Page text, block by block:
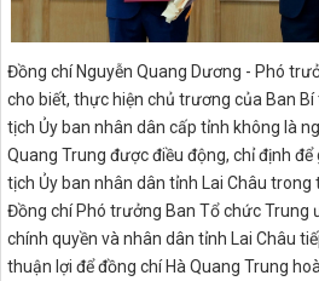
Đồng chí Nguyễn Quang Dương - Phó
cho biết, thực hiện chủ trương của Ban
tịch Ủy ban nhân dân cấp tỉnh không là
Quang Trung được điều động, chỉ định
tịch Ủy ban nhân dân tỉnh Lai Châu trong
Đồng chí Phó trưởng Ban Tổ chức Trung
chính quyền và nhân dân tỉnh Lai Châu
thuận lợi để đồng chí Hà Quang Trung